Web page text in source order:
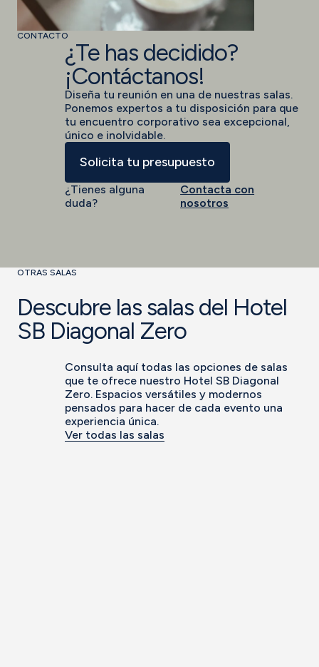
CONTACTO
¿Te has decidido?
¡Contáctanos!
Diseña tu reunión en una de nuestras salas.
Ponemos expertos a tu disposición para que
tu encuentro corporativo sea excepcional,
único e inolvidable.
Solicita tu presupuesto
¿Tienes alguna
duda?
Contacta con
nosotros
OTRAS SALAS
Descubre las salas del Hotel
SB Diagonal Zero
Consulta aquí todas las opciones de salas
que te ofrece nuestro Hotel SB Diagonal
Zero. Espacios versátiles y modernos
pensados para hacer de cada evento una
experiencia única.
Ver todas las salas